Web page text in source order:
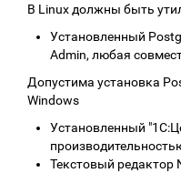
В Linux должны быть
Установленный
Admin, любая
Допустима установка
Windows
Установленный
Текстовый редактор